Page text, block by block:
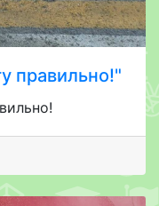
правильно!"